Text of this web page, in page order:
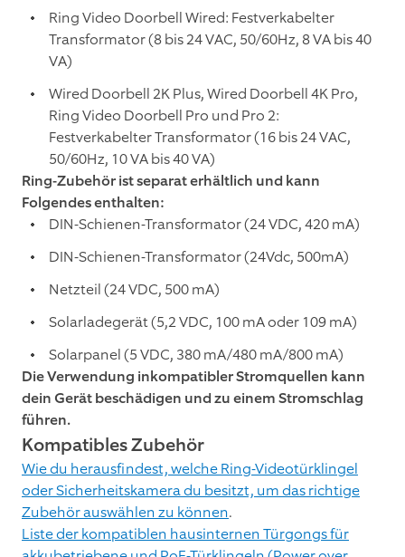
Ring Video Doorbell Wired: Festverkabelter
Transformator (8 bis 24 VAC, 50/60Hz, 8 VA bis 40
VA)
Wired Doorbell 2K Plus, Wired Doorbell 4K Pro,
Ring Video Doorbell Pro und Pro 2:
Festverkabelter Transformator (16 bis 24 VAC,
50/60Hz, 10 VA bis 40 VA)
Ring-Zubehör ist separat erhältlich und kann
Folgendes enthalten:
DIN-Schienen-Transformator (24 VDC, 420 mA)
DIN-Schienen-Transformator (24Vdc, 500mA)
Netzteil (24 VDC, 500 mA)
Solarladegerät (5,2 VDC, 100 mA oder 109 mA)
Solarpanel (5 VDC, 380 mA/480 mA/800 mA)
Die Verwendung inkompatibler Stromquellen kann
dein Gerät beschädigen und zu einem Stromschlag
führen.
Kompatibles Zubehör
Wie du herausfindest, welche Ring-Videotürklingel
oder Sicherheitskamera du besitzt, um das richtige
Zubehör auswählen zu können.
Liste der kompatiblen hausinternen Türgongs für